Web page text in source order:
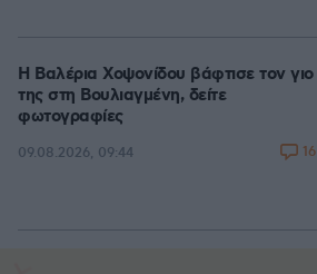
Η Βαλέρια Χοψονίδου βάφτισε τον γιο
της στη Βουλιαγμένη, δείτε
φωτογραφίες
09.08.2026, 09:44 16